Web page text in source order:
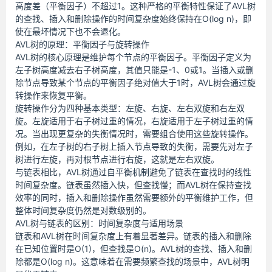
高度差（平衡因子）不超过1。这种严格的平衡特性保证了AVL树
的查找、插入和删除操作的时间复杂度始终保持在O(log n)，即
使在最坏情况下也不会退化。
AVL树的原理：平衡因子与旋转操作
AVL树的核心原理是维护每个节点的平衡因子。平衡因子定义为
左子树高度减去右子树高度，其值只能是-1、0或1。当插入或删
除节点导致某个节点的平衡因子绝对值大于1时，AVL树会通过旋
转操作来恢复平衡。
旋转操作分为四种基本类型：左旋、右旋、左右双旋和右左双
旋。左旋适用于右子树过重的情况，右旋适用于左子树过重的情
况。当出现更复杂的失衡情况时，需要组合使用这些旋转操作。
例如，在左子树的右子树上插入节点导致的失衡，需要先对左子
树进行左旋，再对根节点进行右旋，这就是左右双旋。
与链表相比，AVL树通过自平衡机制避免了链表在查找时的线性
时间复杂度。链表虽然插入快，但查找慢；而AVL树在保持查找
效率的同时，插入和删除操作虽然需要额外的平衡维护工作，但
整体时间复杂度仍然是对数级别的。
AVL树与链表的区别：时间复杂度与适用场景
链表和AVL树在时间复杂度上有着显著差异。链表的插入和删除
在已知位置时是O(1)，但查找是O(n)。AVL树的查找、插入和删
除都是O(log n)。这意味着在需要频繁查找的场景中，AVL树明